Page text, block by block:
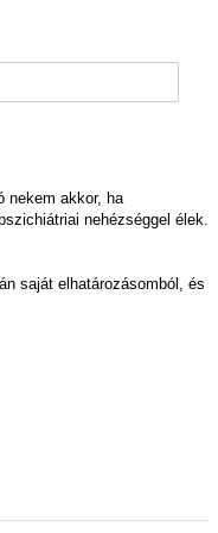
nekem akkor, ha
nehézséggel élek.
saját elhatározásomból, és